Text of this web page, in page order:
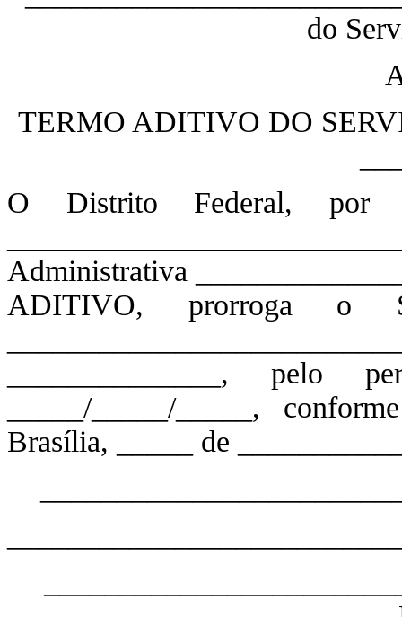
do
TERMO ADITIVO DO
O Distrito Federal, por
Administrativa
ADITIVO, prorroga o
______________, pelo
_____/_____/_____,
Brasília, _____ de